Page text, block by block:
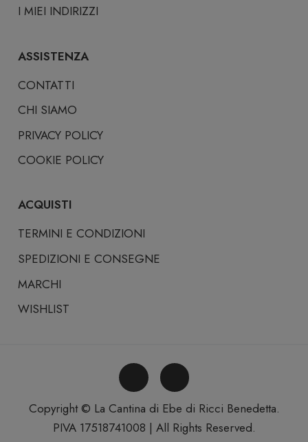
I MIEI INDIRIZZI
ASSISTENZA
CONTATTI
CHI SIAMO
PRIVACY POLICY
COOKIE POLICY
ACQUISTI
TERMINI E CONDIZIONI
SPEDIZIONI E CONSEGNE
MARCHI
WISHLIST
Copyright © La Cantina di Ebe di Ricci Benedetta.
PIVA 17518741008 | All Rights Reserved.